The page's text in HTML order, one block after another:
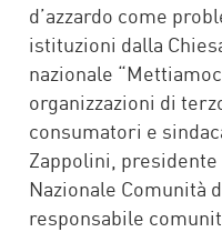
d’azzardo come
istituzioni dalla
nazionale
organizzazioni di
consumatori e
Zappolini,
Nazionale Comunità
responsabile